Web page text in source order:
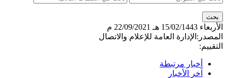
الأربعاء 15/02/1443 هـ
22/09/2021 م
المصدر: الإدارة العامة للإعلام والاتصال
التقييم:
أخبار مرتبطة
آخر الأخبار